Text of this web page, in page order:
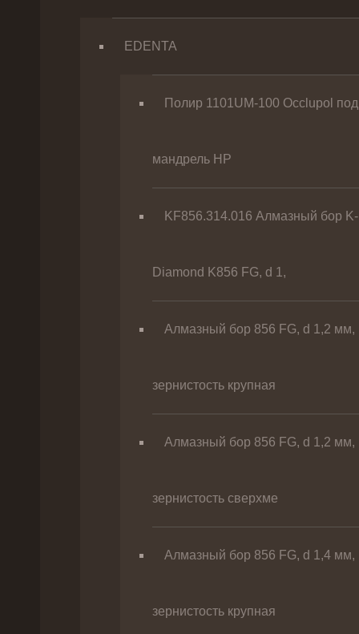
EDENTA
Полир 1101UM-100 Occlupol под
мандрель HP
KF856.314.016 Алмазный бор K-
Diamond K856 FG, d 1,
Алмазный бор 856 FG, d 1,2 мм,
зернистость крупная
Алмазный бор 856 FG, d 1,2 мм,
зернистость сверхме
Алмазный бор 856 FG, d 1,4 мм,
зернистость крупная